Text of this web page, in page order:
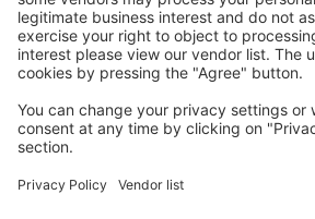
Copyright © eSky.se. Alla rättigheter